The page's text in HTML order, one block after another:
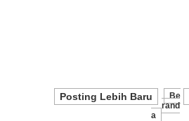
Posting Lebih Baru
Be
Rand
A